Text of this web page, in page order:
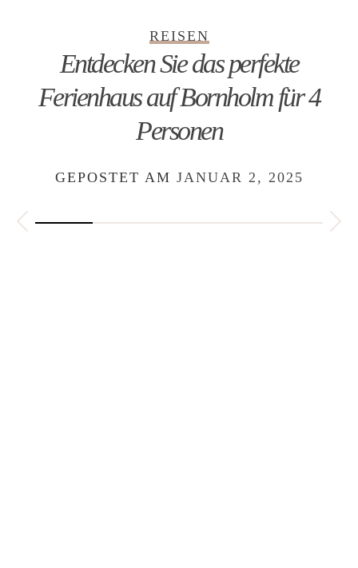
REISEN
Entdecken Sie das perfekte
Ferienhaus auf Bornholm für 4
Personen
GEPOSTET AM JANUAR 2, 2025